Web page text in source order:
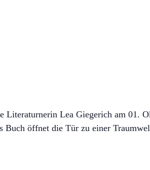
Literaturnerin Lea Giegerich am 01.
öffnet die Tür zu einer